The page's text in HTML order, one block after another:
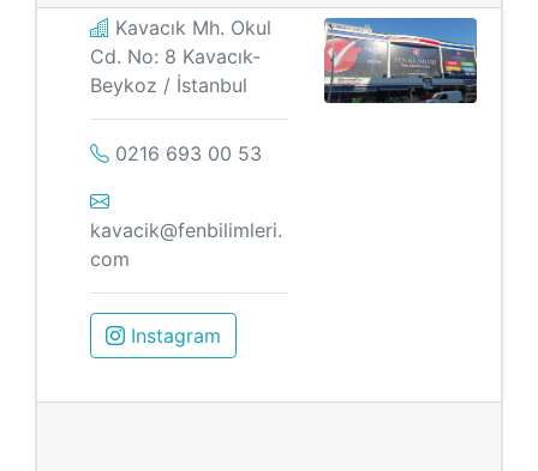
Kavacık Mh. Okul
Cd. No: 8 Kavacık-
Beykoz / İstanbul
0216 693 00 53
kavacik@fenbilimleri.
com
Instagram